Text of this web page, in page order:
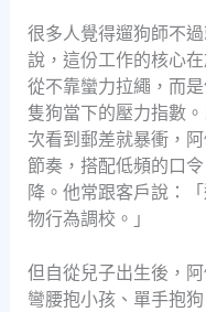
很多人覺得遛狗師不
說，這份工作的核心
從不靠蠻力拉繩，而
隻狗當下的壓力指數
次看到郵差就暴衝，
節奏，搭配低頻的口
降。他常跟客戶說：
物行為調校。」
但自從兒子出生後，
彎腰抱小孩、單手抱